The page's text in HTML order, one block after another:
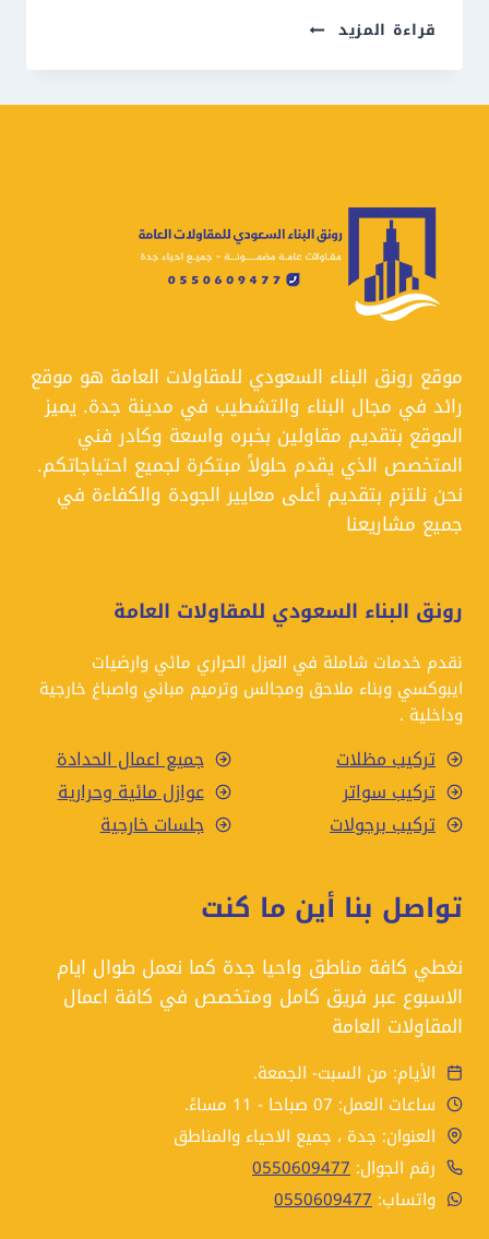
قراءة المزيد تركيب
جدة
موقع رونق البناء السعودي للمقاولات العامة هو موقع
رائد في مجال البناء والتشطيب في مدينة جدة. يميز
الموقع بتقديم مقاولين بخبره واسعة وكادر فني
المتخصص الذي يقدم حلولاً مبتكرة لجميع احتياجاتكم.
نحن نلتزم بتقديم أعلى معايير الجودة والكفاءة في
جميع مشاريعنا
رونق البناء السعودي للمقاولات العامة
نقدم خدمات شاملة في العزل الحراري مائي وارضيات
ايبوكسي وبناء ملاحق ومجالس وترميم مباني واصباغ خارجية
وداخلية .
تركيب مظلات
جميع اعمال الحدادة
تركيب سواتر
عوازل مائية وحرارية
تركيب برجولات
جلسات خارجية
تواصل بنا أين ما كنت
نغطي كافة مناطق واحيا جدة كما نعمل طوال ايام
الاسبوع عبر فريق كامل ومتخصص في كافة اعمال
المقاولات العامة
الأيام: من السبت- الجمعة.
ساعات العمل: 07 صباحا - 11 مساءً.
العنوان: جدة ، جميع الاحياء والمناطق
رقم الجوال: 0550609477
واتساب: 0550609477